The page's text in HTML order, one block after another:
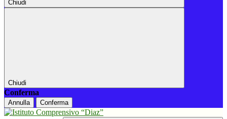
Chiudi
Chiudi
Conferma
Annulla Conferma